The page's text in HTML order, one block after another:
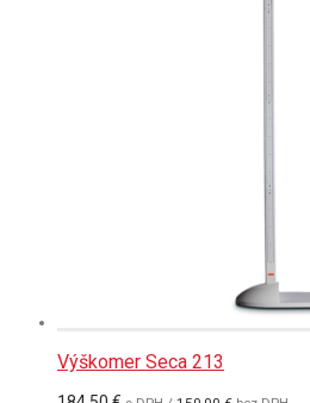
Výškomer Seca 213